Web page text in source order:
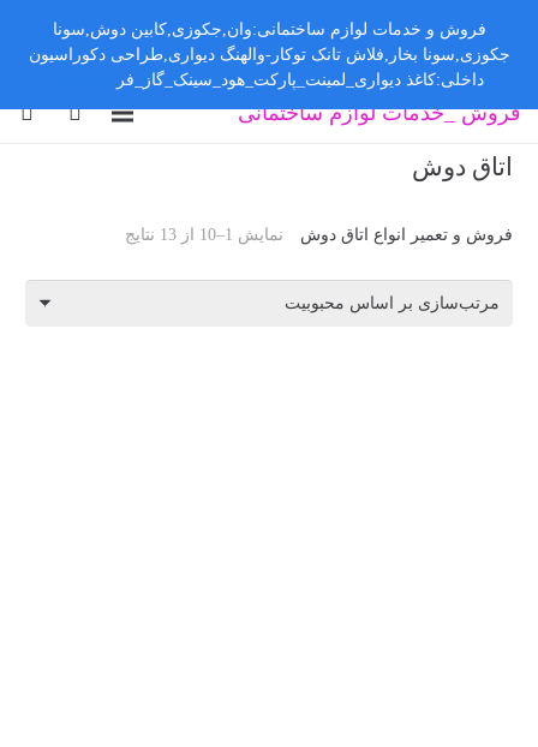
فروش _خدمات لوازم ساختمانی
اتاق دوش
فروش و تعمیر انواع اتاق دوش نمایش 1–10 از 13 نتایج
فروش و خدمات لوازم ساختمانی:وان,جکوزی,کابین دوش,سونا
جکوزی,سونا بخار,فلاش تانک توکار-والهنگ دیواری,طراحی دکوراسیون
داخلی:کاغذ دیواری_لمینت_پارکت_هود_سینک_گاز_فر